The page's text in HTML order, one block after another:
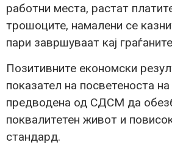
работни места, растат
трошоците, намалени се
пари завршуваат кај
Позитивните економски
показател на посветеноста
предводена од СДСМ да
поквалитетен живот и
стандард.